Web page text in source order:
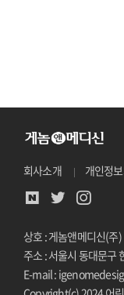
회사소개 개인정
상호 : 게놈앤메디신(주)
주소 : 서울시 동대문구
E-mail :